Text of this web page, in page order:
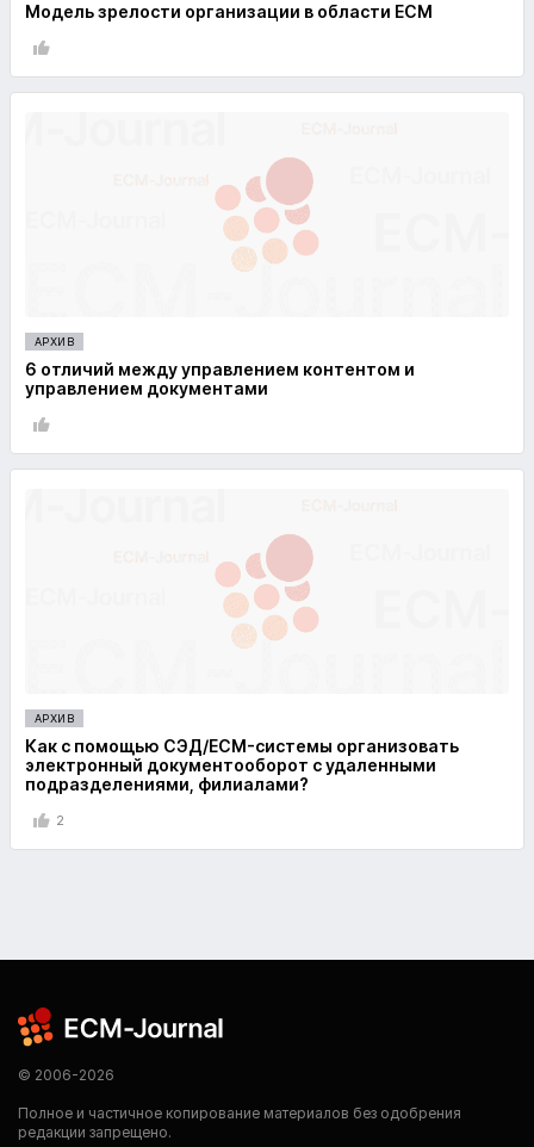
Модель зрелости организации в области ECM
АРХИВ
6 отличий между управлением контентом и
управлением документами
АРХИВ
Как с помощью СЭД/ECM-системы организовать
электронный документооборот с удаленными
подразделениями, филиалами?
2
© 2006-2026
Полное и частичное копирование материалов без одобрения
редакции запрещено.